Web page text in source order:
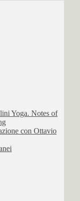
Yoga. Notes of
con Ottavio